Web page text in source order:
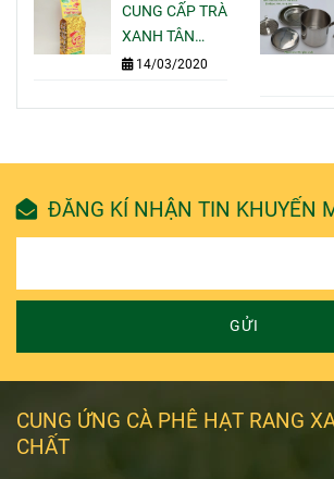
NHẤT HIỆN
NAY
CUNG CẤP TRÀ
XANH TÂN
CƯƠNG THÁI
100G 200G
SỈ LẺ
14/03/2020
ĐĂNG KÍ NHẬN TIN KHUYẾN
GỬI
CUNG ỨNG CÀ PHÊ HẠT RANG
CHẤT